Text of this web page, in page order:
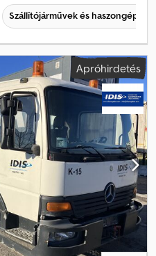
Szállítójárművek és
Apróhirdetés